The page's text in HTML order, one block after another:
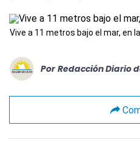
Vive a 11 metros bajo el mar, en
Por Redacción Diario